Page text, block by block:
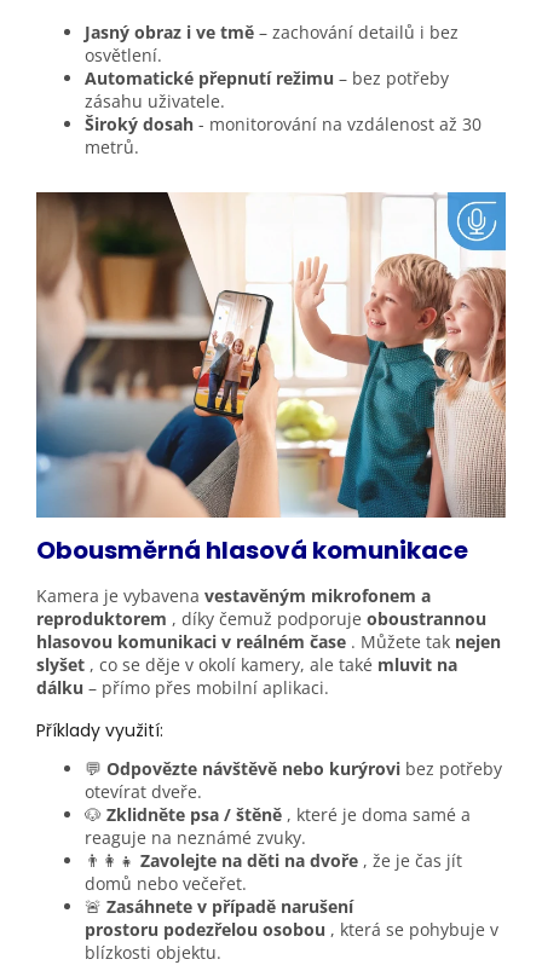
Jasný obraz i ve tmě – zachování detailů i bez
osvětlení.
Automatické přepnutí režimu – bez potřeby
zásahu uživatele.
Široký dosah - monitorování na vzdálenost až 30
metrů.
Obousměrná hlasová komunikace
Kamera je vybavena vestavěným mikrofonem a
reproduktorem , díky čemuž podporuje oboustrannou
hlasovou komunikaci v reálném čase . Můžete tak nejen
slyšet , co se děje v okolí kamery, ale také mluvit na
dálku – přímo přes mobilní aplikaci.
Příklady využití:
💬 Odpovězte návštěvě nebo kurýrovi bez potřeby
otevírat dveře.
🐶 Zklidněte psa / štěně , které je doma samé a
reaguje na neznámé zvuky.
👨‍👩‍👧 Zavolejte na děti na dvoře , že je čas jít
domů nebo večeřet.
🚨 Zasáhnete v případě narušení
prostoru podezřelou osobou , která se pohybuje v
blízkosti objektu.